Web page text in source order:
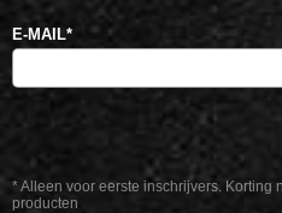
* Alleen voor eerste inschrijvers. Korting
producten
E-MAIL*